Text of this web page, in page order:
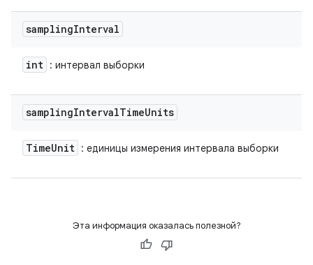
samplingInterval
int : интервал выборки
samplingIntervalTimeUnits
TimeUnit : единицы измерения интервала выборки
Эта информация оказалась полезной?